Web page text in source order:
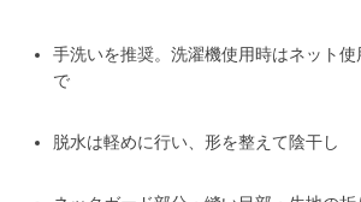
手洗いを推奨。洗濯機使用時はネット使
で
脱水は軽めに行い、形を整えて陰干し